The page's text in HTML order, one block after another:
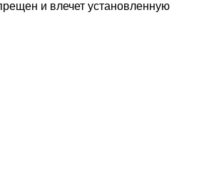
и влечет установленную